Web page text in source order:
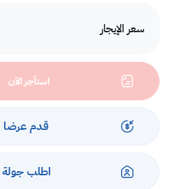
سعر الإيجار
استأجر الآن
قدم عرضا
اطلب جولة